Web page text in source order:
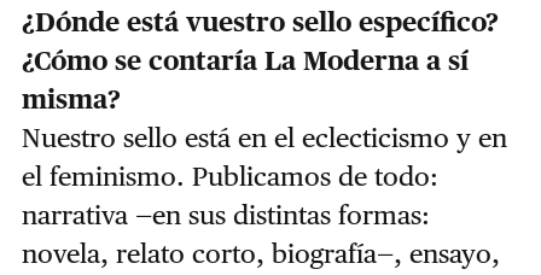
¿Dónde está vuestro sello específico?
¿Cómo se contaría La Moderna a sí
misma?
Nuestro sello está en el eclecticismo y en
el feminismo. Publicamos de todo:
narrativa —en sus distintas formas:
novela, relato corto, biografía—, ensayo,